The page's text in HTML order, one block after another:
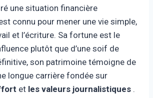
une situation financière
connu pour mener une vie simple,
et l’écriture. Sa fortune est le
plutôt que d’une soif de
son patrimoine témoigne de
longue carrière fondée sur
et les valeurs journalistiques .